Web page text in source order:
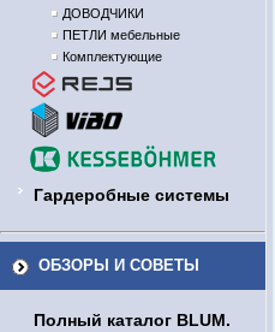
ДОВОДЧИКИ
ПЕТЛИ мебельные
Комплектующие
Гардеробные системы
ОБЗОРЫ И СОВЕТЫ
Полный каталог BLUM.